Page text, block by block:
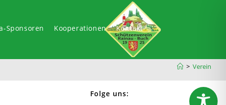
Sponsoren Kooperationen Kontakt
> Verein
Folge uns: